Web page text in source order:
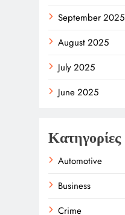
September 2025
August 2025
July 2025
June 2025
Κατηγορίες
Automotive
Business
Crime